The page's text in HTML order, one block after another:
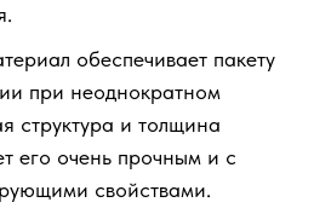
обеспечивает пакету
при неоднократном
структура и толщина
его очень прочным и с
свойствами.